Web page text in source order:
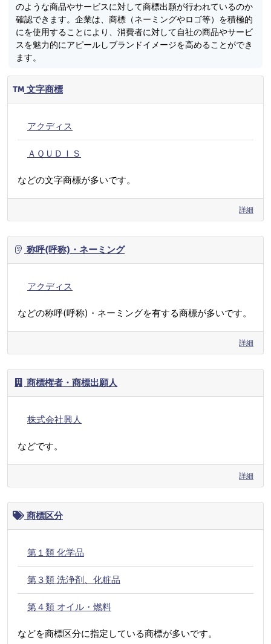
のような商品やサービスに対して商標出願が行われているのか
確認できます。企業は、商標（ネーミングやロゴ等）を積極的
にを使用することにより、消費者に対して自社の商品やサービ
スを魅力的にアピールしブランドイメージを高めることができ
ます。
文字商標
アクディス
ＡＱＵＤＩＳ
などの文字商標が多いです。
詳細
称呼(呼称)・ネーミング
アクディス
などの称呼(呼称)・ネーミングを有する商標が多いです。
詳細
商標権者・商標出願人
株式会社興人
などです。
詳細
商標区分
第１類 化学品
第３類 洗浄剤、化粧品
第４類 オイル・燃料
などを商標区分に指定している商標が多いです。